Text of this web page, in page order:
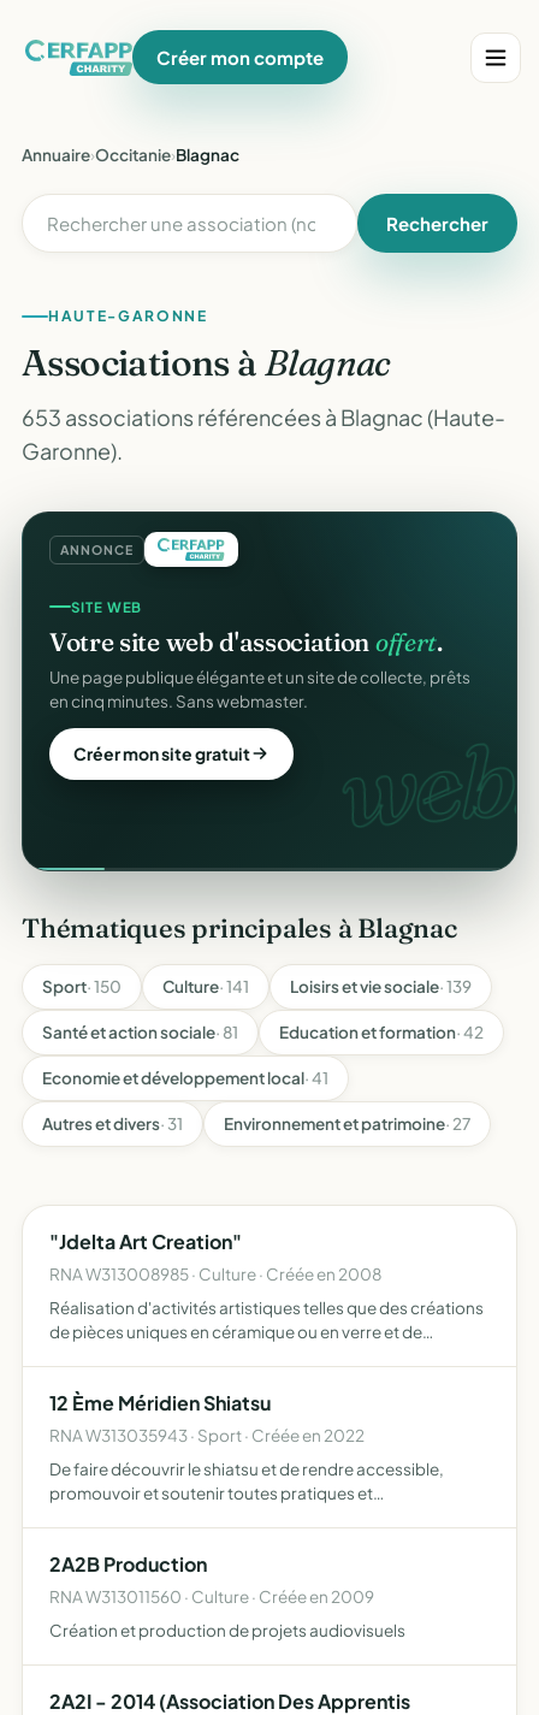
Créer mon compte
Annuaire›Occitanie›Blagnac
Rechercher
HAUTE-GARONNE
Associations àBlagnac
653 associations référencées à Blagnac (Haute-
Garonne).
ANNONCE
web.
SITE WEB
Votre site web d'association offert.
Une page publique élégante et un site de collecte, prêts
en cinq minutes. Sans webmaster.
Créer mon site gratuit
Thématiques principales à Blagnac
Sport· 150 Culture· 141 Loisirs et vie sociale· 139
Santé et action sociale· 81 Education et formation· 42
Economie et développement local· 41
Autres et divers· 31 Environnement et patrimoine· 27
"Jdelta Art Creation"
RNA W313008985 · Culture · Créée en 2008
Réalisation d'activités artistiques telles que des créations
de pièces uniques en céramique ou en verre et de
12 Ème Méridien Shiatsu
RNA W313035943 · Sport · Créée en 2022
De faire découvrir le shiatsu et de rendre accessible,
promouvoir et soutenir toutes pratiques et
être et…
2A2B Production
RNA W313011560 · Culture · Créée en 2009
Création et production de projets audiovisuels
2A2I - 2014 (Association Des Apprentis